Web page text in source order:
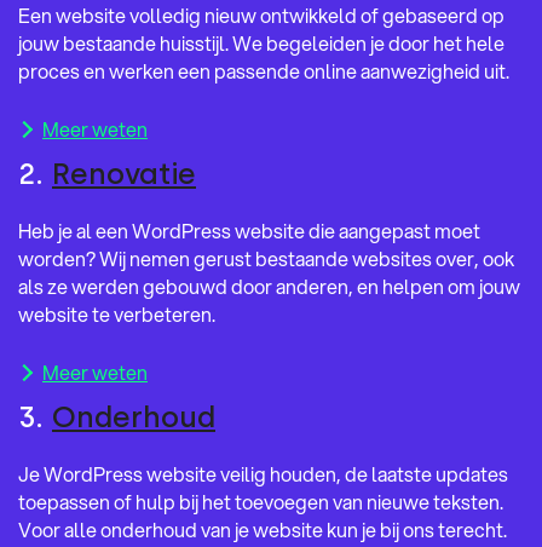
Een website volledig nieuw ontwikkeld of gebaseerd op
jouw bestaande huisstijl. We begeleiden je door het hele
proces en werken een passende online aanwezigheid uit.
Meer weten
2. Renovatie
Heb je al een WordPress website die aangepast moet
worden? Wij nemen gerust bestaande websites over, ook
als ze werden gebouwd door anderen, en helpen om jouw
website te verbeteren.
Meer weten
3. Onderhoud
Je WordPress website veilig houden, de laatste updates
toepassen of hulp bij het toevoegen van nieuwe teksten.
Voor alle onderhoud van je website kun je bij ons terecht.